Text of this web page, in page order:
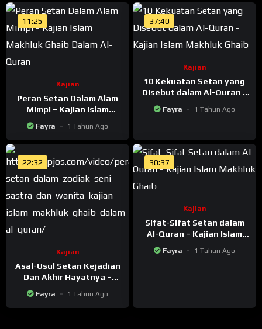
11:25
Kajian
Peran Setan Dalam Alam
Mimpi – Kajian Islam
Makhluk Ghaib Dalam Al-
Quran
Fayra 1 Tahun Ago
37:40
Kajian
10 Kekuatan Setan yang
Disebut dalam Al-Quran –
Kajian Islam Makhluk
Ghaib
Fayra 1 Tahun Ago
22:32
Kajian
Asal-Usul Setan Kejadian
Dan Akhir Hayatnya –
Kajian Islam Makhluk
Ghaib Dalam Al-Quran
Fayra 1 Tahun Ago
30:37
Kajian
Sifat-Sifat Setan dalam
Al-Quran – Kajian Islam
Fayra 1 Tahun Ago